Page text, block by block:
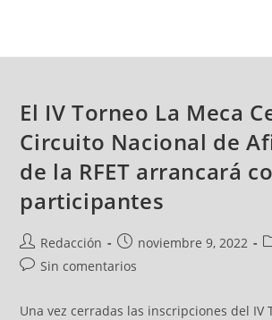
El IV Torneo La Meca
Circuito Nacional de
de la RFET arrancará
participantes
Redacción noviembre 9, 2022
Sin comentarios
Una vez cerradas las inscripciones del IV